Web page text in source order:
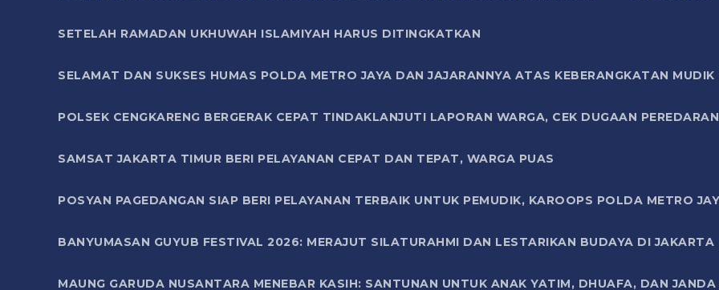
SETELAH RAMADAN UKHUWAH ISLAMIYAH HARUS DITINGKATKAN
SELAMAT DAN SUKSES HUMAS POLDA METRO JAYA DAN JAJARANNYA ATAS KEBERANGKATAN
POLSEK CENGKARENG BERGERAK CEPAT TINDAKLANJUTI LAPORAN WARGA, CEK DUGAAN
SAMSAT JAKARTA TIMUR BERI PELAYANAN CEPAT DAN TEPAT, WARGA PUAS
POSYAN PAGEDANGAN SIAP BERI PELAYANAN TERBAIK UNTUK PEMUDIK, KAROOPS POLDA METRO
BANYUMASAN GUYUB FESTIVAL 2026: MERAJUT SILATURAHMI DAN LESTARIKAN BUDAYA DI JAKARTA
MAUNG GARUDA NUSANTARA MENEBAR KASIH: SANTUNAN UNTUK ANAK YATIM, DHUAFA, DAN